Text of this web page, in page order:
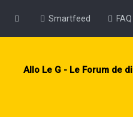
Smartfeed FAQ
Allo Le G - Le Forum de